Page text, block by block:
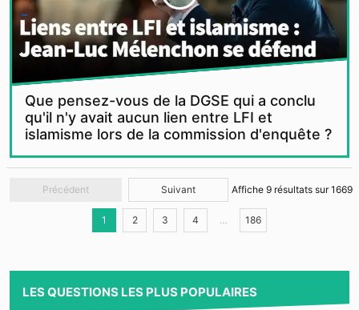
Que pensez-vous de la DGSE qui a conclu
qu'il n'y avait aucun lien entre LFI et
islamisme lors de la commission d'enquête ?
Précédent Suivant Affiche 9 résultats sur1669
1 2 3 4 186
LES QUESTIONS LES PLUS POPULAIRES